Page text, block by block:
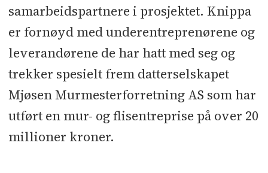
samarbeidspartnere i prosjektet. Knippa
er fornøyd med underentreprenørene og
leverandørene de har hatt med seg og
trekker spesielt frem datterselskapet
Mjøsen Murmesterforretning AS som har
utført en mur- og flisentreprise på over 20
millioner kroner.